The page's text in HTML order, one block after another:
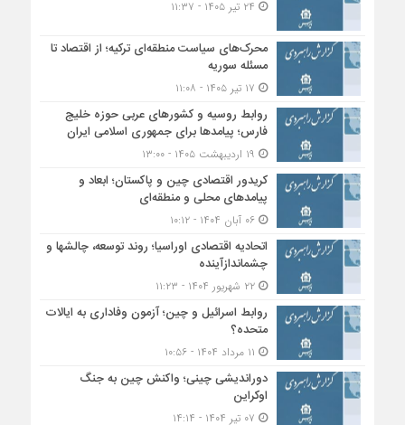
محرک‌های سیاست منطقه‌‎ای ترکیه؛ از اقتصاد تا
مسئله سوریه
روابط روسیه و کشورهای عربی حوزه خلیج
فارس؛ پیامدها برای جمهوری اسلامی ایران
کریدور اقتصادی چین و پاکستان؛ ابعاد و
پیامدهای محلی و منطقه‌ای
۰۶ آبان ۱۴۰۴ - ۱۰:۱۲
اتحادیه اقتصادی اوراسیا؛ روند توسعه، چالشها و
چشماندازآینده
۲۲ شهریور ۱۴۰۴ - ۱۱:۲۳
روابط اسرائیل و چین؛ آزمون وفاداری به ایالات
متحده؟
دوراندیشی چینی؛ واکنش چین به جنگ
اوکراین